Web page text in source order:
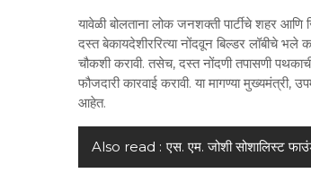
यावेळी बोलताना लोक जनशक्ती पार्टीचे शहर आणि
दस्त बेकायदेशीररित्या नोंदवून बिल्डर लॉबीचे भले
चौकशी करावी. तसेच, दस्त नोंदणी तपासणी
फौजदारी कारवाई करावी. या मागण्या
आहेत.
Also read : एस. एम. जोशी सोशालिस्ट